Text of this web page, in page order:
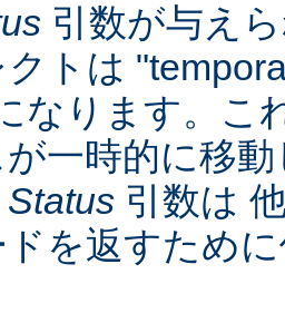
引数が与え
クトは
なります。こ
が一時的に移
Status 引数は
ドを返すため